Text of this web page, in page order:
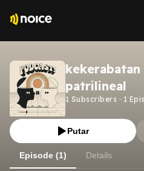
patrilineal
1 Subscribers · 1
Putar
Episode (1) Details